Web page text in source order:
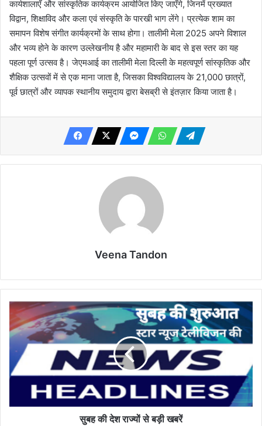
कार्यशालाएँ और सांस्कृतिक कार्यक्रम आयोजित किए जाएँगे, जिनमें प्रख्यात
विद्वान, शिक्षाविद और कला एवं संस्कृति के पारखी भाग लेंगे। प्रत्येक शाम का
समापन विशेष संगीत कार्यक्रमों के साथ होगा। तालीमी मेला 2025 अपने विशाल
और भव्य होने के कारण उल्लेखनीय है और महामारी के बाद से इस स्तर का यह
पहला पूर्ण उत्सव है। जेएमआई का तालीमी मेला दिल्ली के महत्वपूर्ण सांस्कृतिक और
शैक्षिक उत्सवों में से एक माना जाता है, जिसका विश्वविद्यालय के 21,000 छात्रों,
पूर्व छात्रों और व्यापक स्थानीय समुदाय द्वारा बेसब्री से इंतज़ार किया जाता है।
Veena Tandon
सुबह
की
देश
बड़ी
खबरें
सुबह की देश राज्यों से बड़ी खबरें